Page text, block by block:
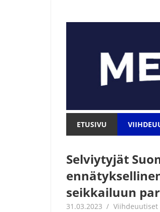
Mesta.net
ETUSIVU
Selviytyjät
seikkailuun
31.03.2023 Juha Kaunisto
Viihdeuutiset